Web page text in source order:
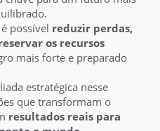
possível reduzir perdas,
os recursos
mais forte e preparado
estratégica nesse
que transformam o
resultados reais para